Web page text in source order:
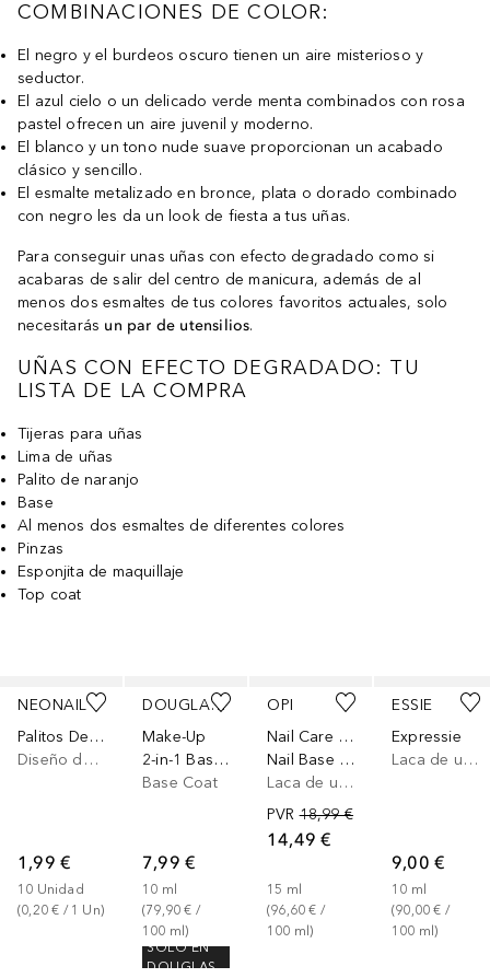
COMBINACIONES DE COLOR:
El negro y el burdeos oscuro tienen un aire misterioso y
seductor.
El azul cielo o un delicado verde menta combinados con rosa
pastel ofrecen un aire juvenil y moderno.
El blanco y un tono nude suave proporcionan un acabado
clásico y sencillo.
El esmalte metalizado en bronce, plata o dorado combinado
con negro les da un look de fiesta a tus uñas.
Para conseguir unas uñas con efecto degradado como si
acabaras de salir del centro de manicura, además de al
menos dos esmaltes de tus colores favoritos actuales, solo
necesitarás un par de utensilios.
UÑAS CON EFECTO DEGRADADO: TU
LISTA DE LA COMPRA
Tijeras para uñas
Lima de uñas
Palito de naranjo
Base
Al menos dos esmaltes de diferentes colores
Pinzas
Esponjita de maquillaje
Top coat
NEONAIL
Palitos De Naranjo
Diseño de uñas
1,99 €
10 Unidad
(0,20 € / 1 Un)
DOUGLAS COLLECTION
Make-Up
2-in-1 Base & Top Coat
Base Coat
7,99 €
10 ml
(79,90 € /
100 ml)
SOLO EN
DOUGLAS
OPI
Nail Care & Essentials
Nail Base Coat Natural
Laca de uñas
PVR 18,99 €
14,49 €
15 ml
(96,60 € /
100 ml)
ESSIE
Expressie
Laca de uñas
9,00 €
10 ml
(90,00 € /
100 ml)